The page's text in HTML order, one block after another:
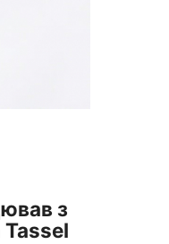
з
Tassel